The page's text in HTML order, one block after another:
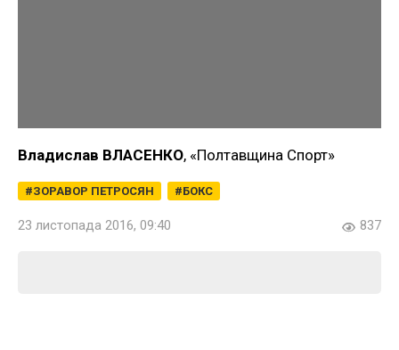
Владислав ВЛАСЕНКО, «Полтавщина Спорт»
ЗОРАВОР ПЕТРОСЯН БОКС
23 листопада 2016, 09:40 837